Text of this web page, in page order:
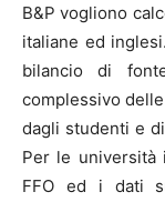
B&P vogliono
italiane ed
bilancio di
complessivo
dagli studenti e
Per le università
FFO ed i dati